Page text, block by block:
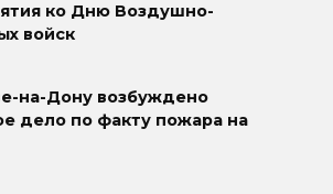
ко Дню Воздушно-
войск
на-Дону возбуждено
дело по факту пожара на